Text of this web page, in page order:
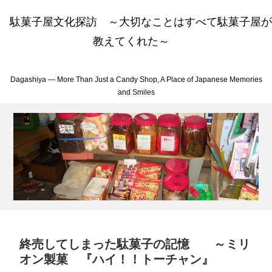
駄菓子屋文化探訪 ～大切なことはすべて駄菓子屋が
教えてくれた～
Dagashiya — More Than Just a Candy Shop, A Place of Japanese Memories
and Smiles
終売してしまった駄菓子の記憶 ～ミリ
オン製菓 『ハイ！！トーチャン』